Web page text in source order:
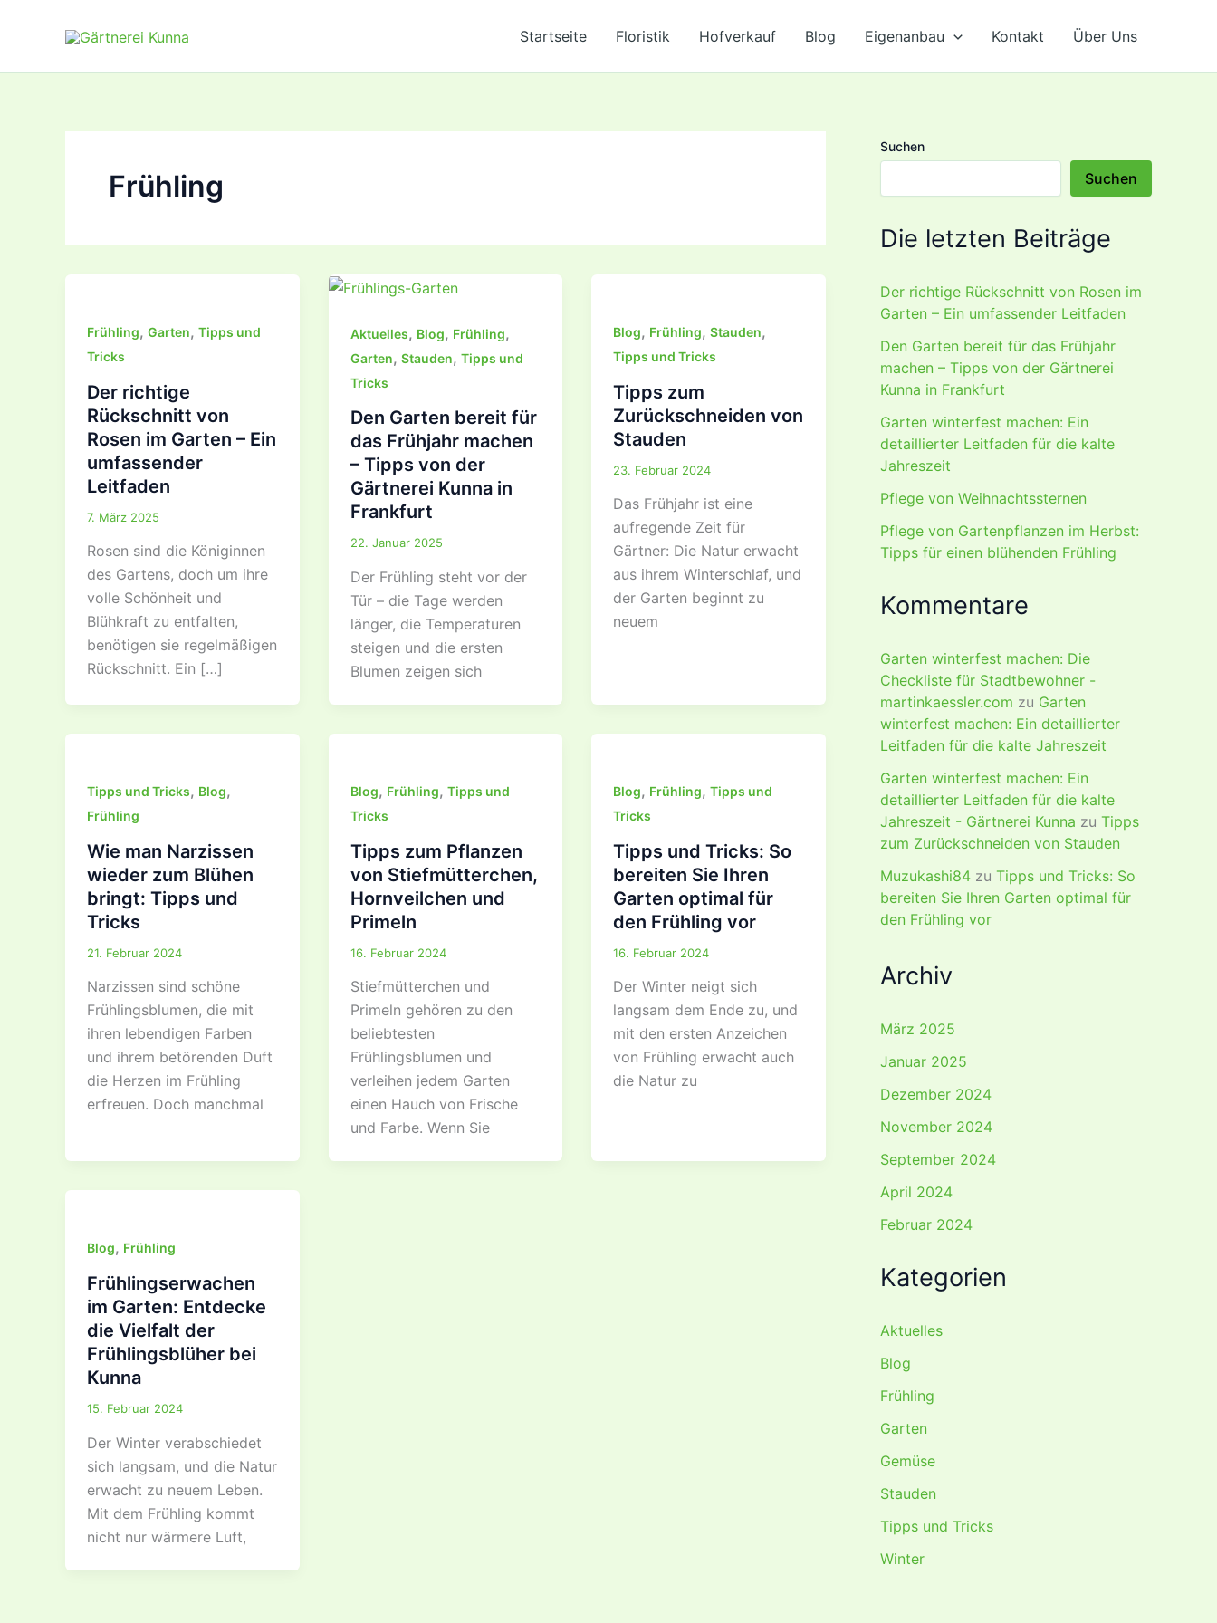
Startseite Floristik Hofverkauf Blog Eigenanbau Kontakt Über Uns
Frühling
Frühling, Garten, Tipps und
Tricks
Der richtige
Rückschnitt von
Rosen im Garten – Ein
umfassender
Leitfaden
7. März 2025
Rosen sind die Königinnen
des Gartens, doch um ihre
volle Schönheit und
Blühkraft zu entfalten,
benötigen sie regelmäßigen
Rückschnitt. Ein […]
Aktuelles, Blog, Frühling,
Garten, Stauden, Tipps und
Tricks
Den Garten bereit für
das Frühjahr machen
– Tipps von der
Gärtnerei Kunna in
Frankfurt
22. Januar 2025
Der Frühling steht vor der
Tür – die Tage werden
länger, die Temperaturen
steigen und die ersten
Blumen zeigen sich
Blog, Frühling,Stauden,
Tipps und Tricks
Tipps zum
Zurückschneiden von
Stauden
23. Februar 2024
Das Frühjahr ist eine
aufregende Zeit für
Gärtner: Die Natur erwacht
aus ihrem Winterschlaf, und
der Garten beginnt zu
neuem
Tipps und Tricks, Blog,
Frühling
Wie man Narzissen
wieder zum Blühen
bringt: Tipps und
Tricks
21. Februar 2024
Narzissen sind schöne
Frühlingsblumen, die mit
ihren lebendigen Farben
und ihrem betörenden Duft
die Herzen im Frühling
erfreuen. Doch manchmal
Blog, Frühling, Tipps und
Tricks
Tipps zum Pflanzen
von Stiefmütterchen,
Hornveilchen und
Primeln
16. Februar 2024
Stiefmütterchen und
Primeln gehören zu den
beliebtesten
Frühlingsblumen und
verleihen jedem Garten
einen Hauch von Frische
und Farbe. Wenn Sie
Blog, Frühling,Tipps und
Tricks
Tipps und Tricks: So
bereiten Sie Ihren
Garten optimal für
den Frühling vor
16. Februar 2024
Der Winter neigt sich
langsam dem Ende zu, und
mit den ersten Anzeichen
von Frühling erwacht auch
die Natur zu
Blog, Frühling
Frühlingserwachen
im Garten: Entdecke
die Vielfalt der
Frühlingsblüher bei
Kunna
15. Februar 2024
Der Winter verabschiedet
sich langsam, und die Natur
erwacht zu neuem Leben.
Mit dem Frühling kommt
nicht nur wärmere Luft,
Suchen
Suchen
Die letzten Beiträge
Der richtige Rückschnitt von Rosen im
Garten – Ein umfassender Leitfaden
Den Garten bereit für das Frühjahr
machen – Tipps von der Gärtnerei
Kunna in Frankfurt
Garten winterfest machen: Ein
detaillierter Leitfaden für die kalte
Jahreszeit
Pflege von Weihnachtssternen
Pflege von Gartenpflanzen im Herbst:
Tipps für einen blühenden Frühling
Kommentare
Garten winterfest machen: Die
Checkliste für Stadtbewohner -
martinkaessler.com zu Garten
winterfest machen: Ein detaillierter
Leitfaden für die kalte Jahreszeit
Garten winterfest machen: Ein
detaillierter Leitfaden für die kalte
Jahreszeit - Gärtnerei Kunna zu Tipps
zum Zurückschneiden von Stauden
Muzukashi84 zu Tipps und Tricks: So
bereiten Sie Ihren Garten optimal für
den Frühling vor
Archiv
März 2025
Januar 2025
Dezember 2024
November 2024
September 2024
April 2024
Februar 2024
Kategorien
Aktuelles
Blog
Frühling
Garten
Gemüse
Stauden
Tipps und Tricks
Winter